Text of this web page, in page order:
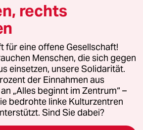
Vertriebs GmbH
rechtlichen Fragen oder für Genehmigungen
lizenzen@taz.de
Kommune-Richtlinien
Datenschutz Impressum AGB
rechts
für eine offene Gesellschaft!
Menschen, die sich gegen
einsetzen, unsere Solidarität.
der Einnahmen aus
„Alles beginnt im Zentrum“ –
bedrohte linke Kulturzentren
Sind Sie dabei?